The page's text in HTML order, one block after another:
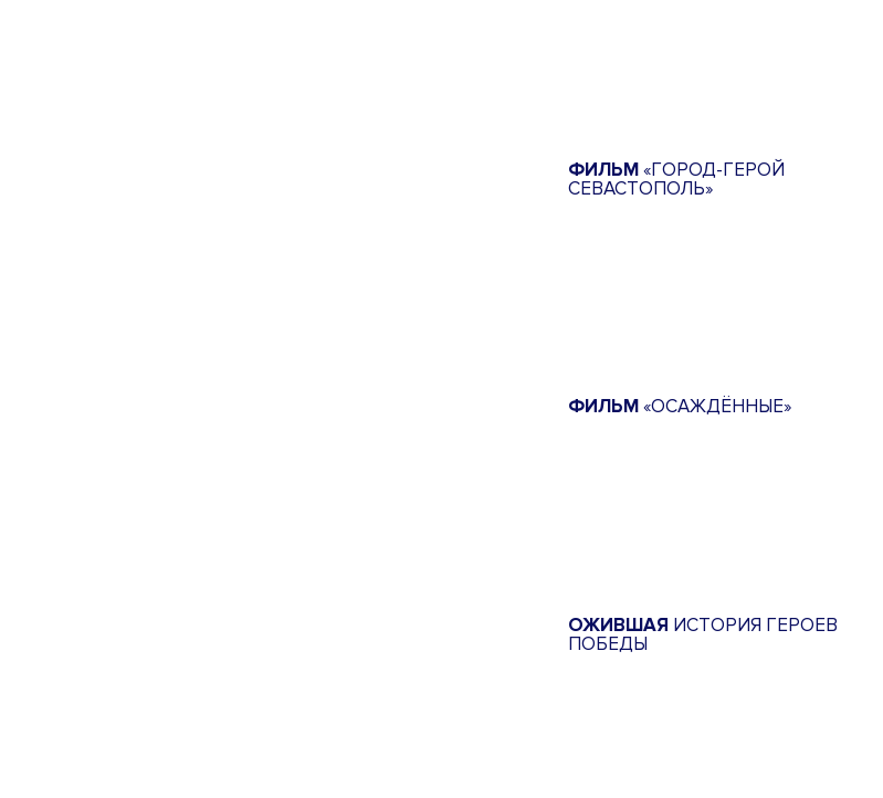
ФИЛЬМ«ГОРОД-ГЕРОЙ
СЕВАСТОПОЛЬ»
ФИЛЬМ«ОСАЖДЁННЫЕ»
ОЖИВШАЯ ИСТОРИЯ ГЕРОЕВ
ПОБЕДЫ